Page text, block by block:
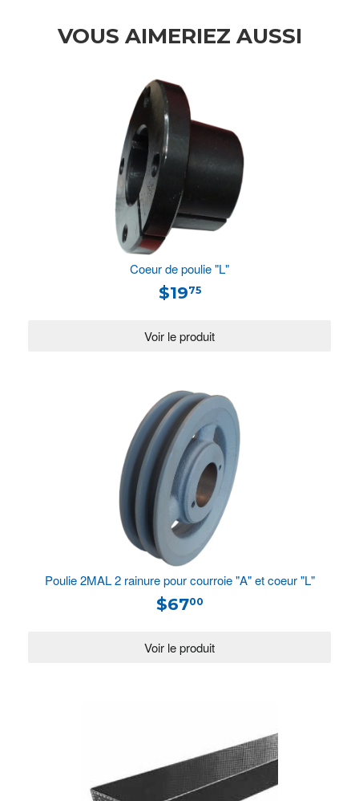
VOUS AIMERIEZ AUSSI
Coeur de poulie "L"
$1975
Poulie 2MAL 2 rainure pour courroie "A" et coeur "L"
$6700